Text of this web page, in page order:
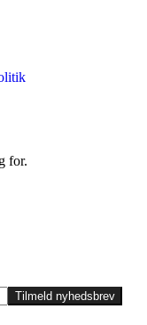
for.
Tilmeld nyhedsbrev